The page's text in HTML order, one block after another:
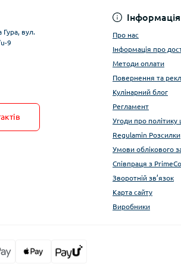
вул.
9
Інформація
Про нас
Інформація про
Методи оплати
Повернення та
Кулінарний блог
Регламент
Угоди про
Regulamin Розсилки
Умови облікового
Співпраця з
Зворотній зв’язок
Карта сайту
Виробники